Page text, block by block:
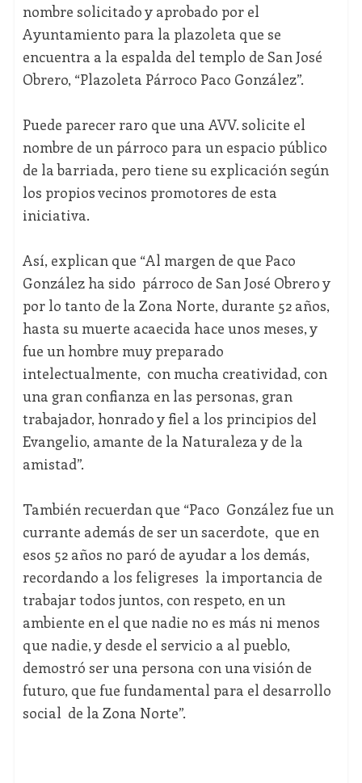
nombre solicitado y aprobado por el
Ayuntamiento para la plazoleta que se
encuentra a la espalda del templo de San José
Obrero, “Plazoleta Párroco Paco González”.
Puede parecer raro que una AVV. solicite el
nombre de un párroco para un espacio público
de la barriada, pero tiene su explicación según
los propios vecinos promotores de esta
iniciativa.
Así, explican que “Al margen de que Paco
González ha sido párroco de San José Obrero y
por lo tanto de la Zona Norte, durante 52 años,
hasta su muerte acaecida hace unos meses, y
fue un hombre muy preparado
intelectualmente, con mucha creatividad, con
una gran confianza en las personas, gran
trabajador, honrado y fiel a los principios del
Evangelio, amante de la Naturaleza y de la
amistad”.
También recuerdan que “Paco González fue un
currante además de ser un sacerdote, que en
esos 52 años no paró de ayudar a los demás,
recordando a los feligreses la importancia de
trabajar todos juntos, con respeto, en un
ambiente en el que nadie no es más ni menos
que nadie, y desde el servicio a al pueblo,
demostró ser una persona con una visión de
futuro, que fue fundamental para el desarrollo
social de la Zona Norte”.